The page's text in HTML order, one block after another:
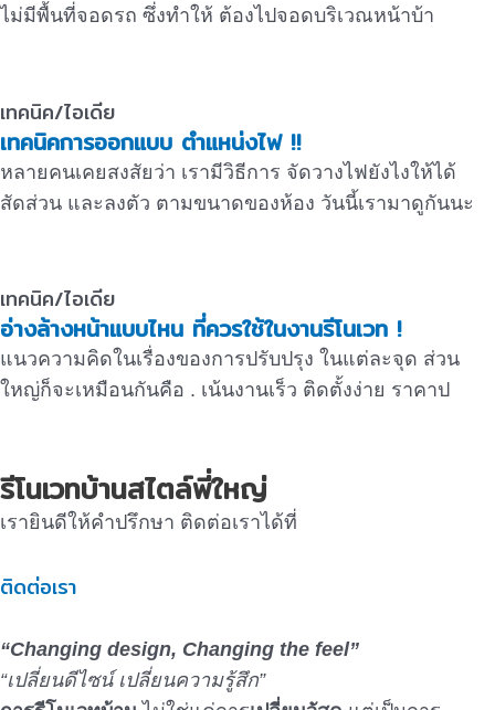
ไม่มีพื้นที่จอดรถ ซึ่งทำให้ ต้องไปจอดบริเวณหน้าบ้า
เทคนิค/ไอเดีย
เทคนิคการออกแบบ ตำแหน่งไฟ !!
หลายคนเคยสงสัยว่า เรามีวิธีการ จัดวางไฟยังไงให้ได้
สัดส่วน และลงตัว ตามขนาดของห้อง วันนี้เรามาดูกันนะ
เทคนิค/ไอเดีย
อ่างล้างหน้าแบบไหน ที่ควรใช้ในงานรีโนเวท !
แนวความคิดในเรื่องของการปรับปรุง ในแต่ละจุด ส่วน
ใหญ่ก็จะเหมือนกันคือ . เน้นงานเร็ว ติดตั้งง่าย ราคาป
รีโนเวทบ้านสไตล์พี่ใหญ่
เรายินดีให้คำปรึกษา ติดต่อเราได้ที่
ติดต่อเรา
“Changing design, Changing the feel”
“เปลี่ยนดีไซน์ เปลี่ยนความรู้สึก”